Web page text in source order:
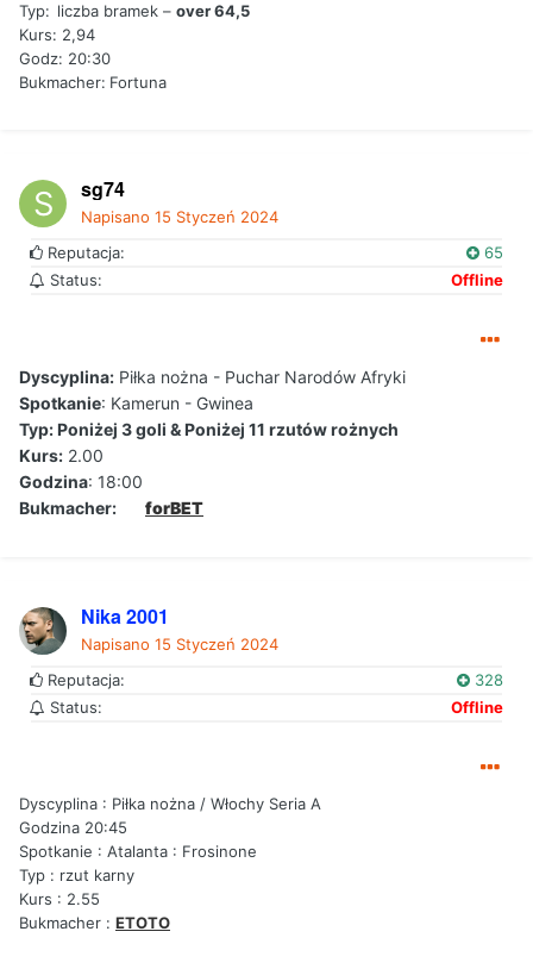
Typ: liczba bramek – over 64,5
Kurs: 2,94
Godz: 20:30
Bukmacher: Fortuna
sg74
Napisano 15 Styczeń 2024
Reputacja:
65
Status:
Offline
Dyscyplina: Piłka nożna - Puchar Narodów Afryki
Spotkanie: Kamerun - Gwinea
Typ: Poniżej 3 goli & Poniżej 11 rzutów rożnych
Kurs: 2.00
Godzina: 18:00
Bukmacher:
forBET
Nika 2001
Napisano 15 Styczeń 2024
Reputacja:
328
Status:
Offline
Dyscyplina : Piłka nożna / Włochy Seria A
Godzina 20:45
Spotkanie : Atalanta : Frosinone
Typ : rzut karny
Kurs : 2.55
Bukmacher : ETOTO